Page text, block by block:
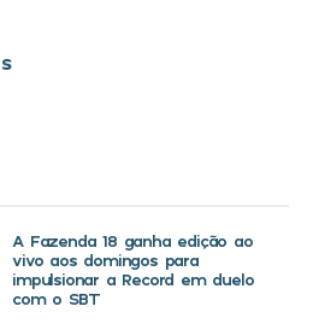
A Fazenda 18 ganha edição ao
vivo aos domingos para
impulsionar a Record em duelo
com o SBT